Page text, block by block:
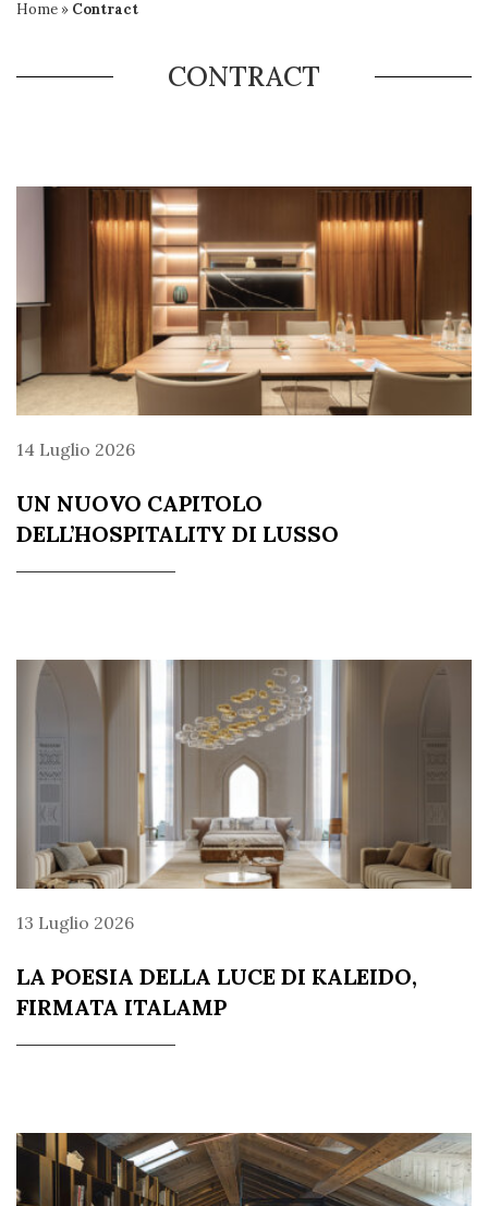
Home » Contract
CONTRACT
14 Luglio 2026
UN NUOVO CAPITOLO
DELL’HOSPITALITY DI LUSSO
13 Luglio 2026
LA POESIA DELLA LUCE DI KALEIDO,
FIRMATA ITALAMP